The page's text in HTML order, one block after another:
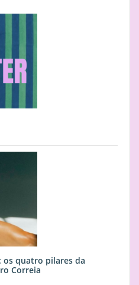
quatro pilares da
Correia